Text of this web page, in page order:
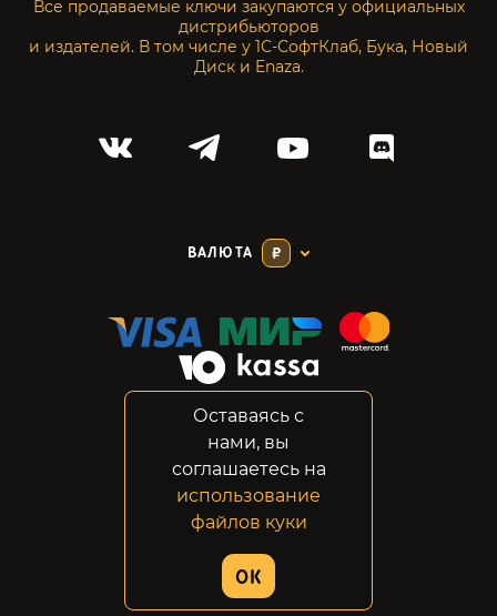
Все продаваемые ключи закупаются у официальных
дистрибьюторов
и издателей. В том числе у 1С-СофтКлаб, Бука, Новый
Диск и Enaza.
ВАЛЮТА ₽
Конфиденциальность
Возвраты
Правовая информация
© 2014-2026 GabeStore
ADN Digital Studio
Оставаясь с
нами, вы
соглашаетесь на
использование
файлов куки
OK